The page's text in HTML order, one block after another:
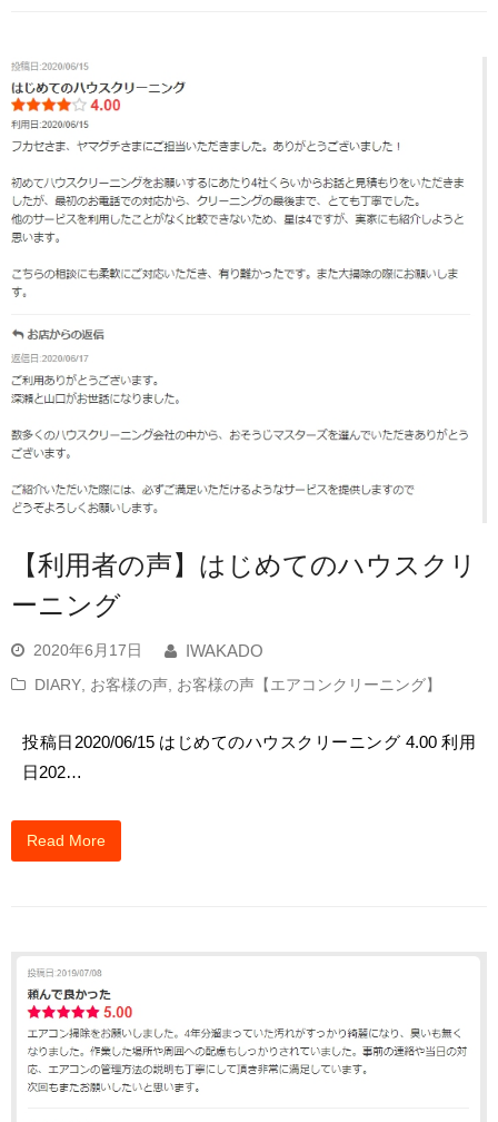
【利用者の声】はじめてのハウスクリ
ーニング
2020年6月17日
IWAKADO
DIARY お客様の声 お客様の声【エアコンクリーニング】
投稿日2020/06/15 はじめてのハウスクリーニング 4.00 利用
日202…
Read More